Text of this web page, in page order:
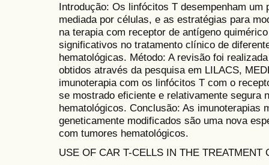
Introdução: Os linfócitos T desempenham um
mediada por células, e as estratégias para
na terapia com receptor de antígeno
significativos no tratamento clínico de
hematológicas. Método: A revisão foi
obtidos através da pesquisa em LILACS,
imunoterapia com os linfócitos T com o
se mostrado eficiente e relativamente segura
hematológicos. Conclusão: As imunoterapias
geneticamente modificados são uma nova
com tumores hematológicos.
USE OF CAR T-CELLS IN THE TREATMENT